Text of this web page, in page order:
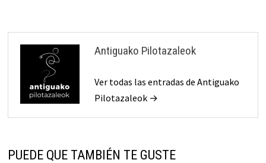
Antiguako Pilotazaleok
Ver todas las entradas de Antiguako
Pilotazaleok →
PUEDE QUE TAMBIÉN TE GUSTE